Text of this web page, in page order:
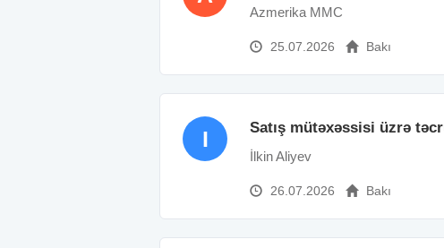
Azmerika MMC
25.07.2026 Bakı
I Satış mütəxəssisi üzrə
İlkin Aliyev
26.07.2026 Bakı